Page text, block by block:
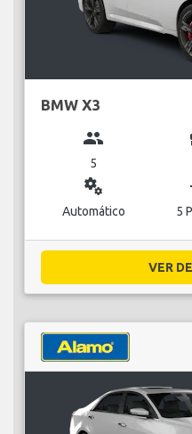
BMW X3
group
5
miscellaneous_services
Automático 5
VER